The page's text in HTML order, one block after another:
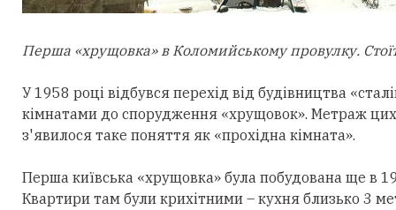
Перша «хрущовка» в Коломийському провулку.
У 1958 році відбувся перехід від будівництва
кімнатами до спорудження «хрущовок». Метраж
з'явилося таке поняття як «прохідна кімната».
Перша київська «хрущовка» була побудована ще в
Квартири там були крихітними – кухня близько 3